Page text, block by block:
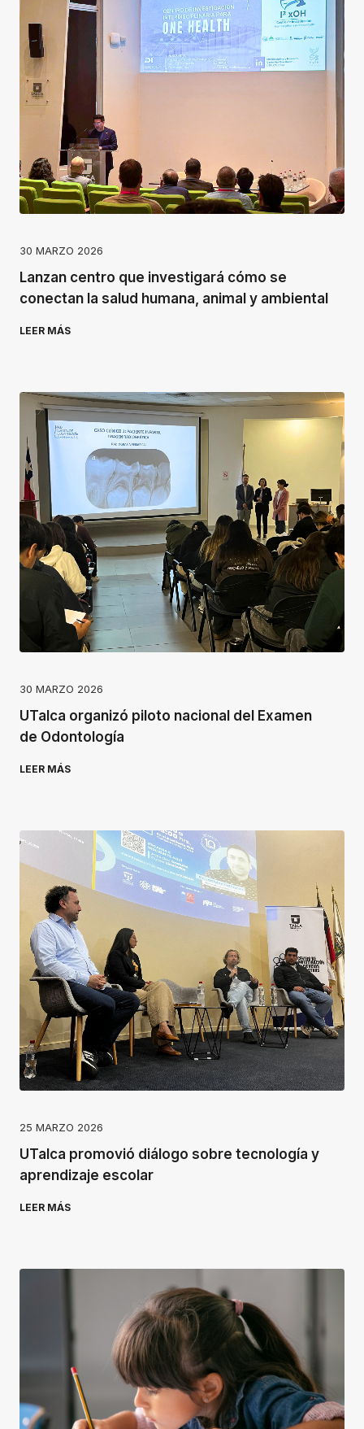
30 MARZO 2026
Lanzan centro que investigará cómo se
conectan la salud humana, animal y ambiental
LEER MÁS
30 MARZO 2026
UTalca organizó piloto nacional del Examen
de Odontología
LEER MÁS
25 MARZO 2026
UTalca promovió diálogo sobre tecnología y
aprendizaje escolar
LEER MÁS